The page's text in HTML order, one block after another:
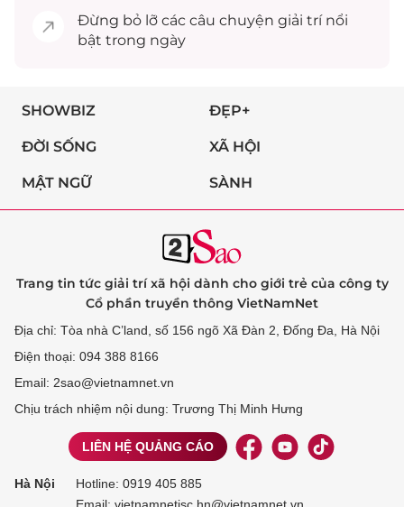
Đừng bỏ lỡ các câu chuyện giải trínổi
bật trong ngày
SHOWBIZ ĐẸP+
ĐỜI SỐNG XÃ HỘI
MẬT NGỮ SÀNH
Trang tin tức giải trí xã hội dành cho giới trẻ của công ty
Cổ phần truyền thông VietNamNet
Địa chỉ: Tòa nhà C’land, số 156 ngõ Xã Đàn 2, Đống Đa, Hà Nội
Điện thoại: 094 388 8166
Email: 2sao@vietnamnet.vn
Chịu trách nhiệm nội dung: Trương Thị Minh Hưng
LIÊN HỆ QUẢNG CÁO
Hà Nội Hotline: 0919 405 885